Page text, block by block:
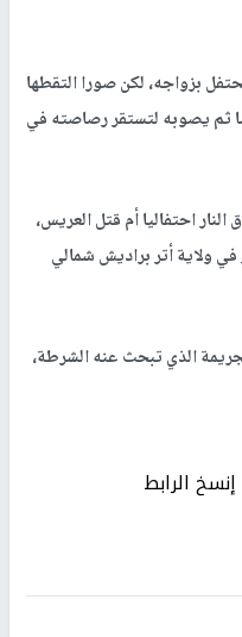
فيرما (25 عاما) يحتفل بزواجه، لكن صورا التقطها
ثم يصوبه لتستقر رصاصته في
احتفاليا أم قتل العريس،
ولاية أتر براديش شمالي
الذي تبحث عنه الشرطة،
إنسخ الرابط